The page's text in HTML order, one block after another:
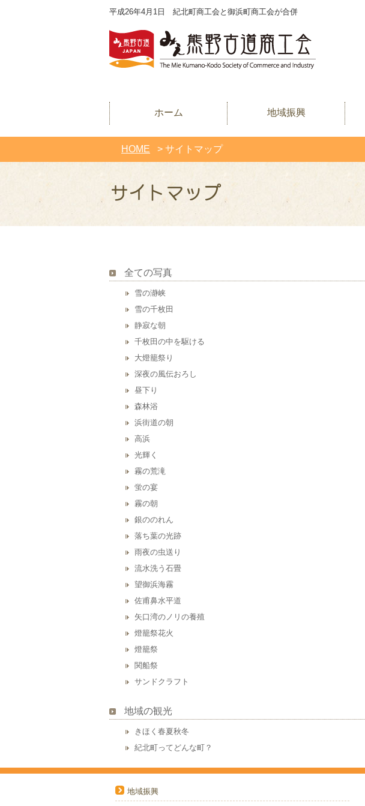
平成26年4月1日 紀北町商工会と御浜町商工会が合併
ホーム 地域振興
HOME > サイトマップ
全ての写真
雪の瀞峡
雪の千枚田
静寂な朝
千枚田の中を駆ける
大燈籠祭り
深夜の風伝おろし
昼下り
森林浴
浜街道の朝
高浜
光輝く
霧の荒滝
蛍の宴
霧の朝
銀ののれん
落ち葉の光跡
雨夜の虫送り
流水洗う石畳
望御浜海霧
佐甫鼻水平道
矢口湾のノリの養殖
燈籠祭花火
燈籠祭
関船祭
サンドクラフト
地域の観光
きほく春夏秋冬
紀北町ってどんな町？
地域振興